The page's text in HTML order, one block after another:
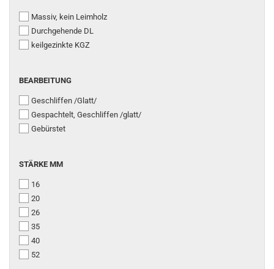
Massiv, kein Leimholz
Durchgehende DL
keilgezinkte KGZ
BEARBEITUNG
Geschliffen /Glatt/
Gespachtelt, Geschliffen /glatt/
Gebürstet
STÄRKE MM
16
20
26
35
40
52